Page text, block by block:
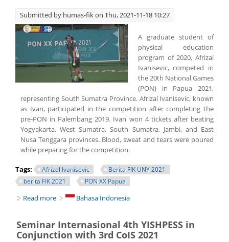
Submitted by humas-fikon Thu, 2021-11-18 10:27
A graduate student of
physical education
program of 2020, Afrizal
Ivanisevic, competed in
the 20th National Games
(PON) in Papua 2021,
representing South Sumatra Province. Afrizal Ivanisevic, known
as Ivan, participated in the competition after completing the
pre-PON in Palembang 2019. Ivan won 4 tickets after beating
Yogyakarta, West Sumatra, South Sumatra, Jambi, and East
Nusa Tenggara provinces. Blood, sweat and tears were poured
while preparing for the competition.
Tags: Afrizal Ivanisevic
Berita FIK UNY 2021
berita FIK 2021
PON XX Papua
Read more about A GRADUATE STUDENT OF PHYSICAL EDUCATION
Bahasa Indonesia
Seminar Internasional 4th YISHPESS in
Conjunction with 3rd CoIS 2021